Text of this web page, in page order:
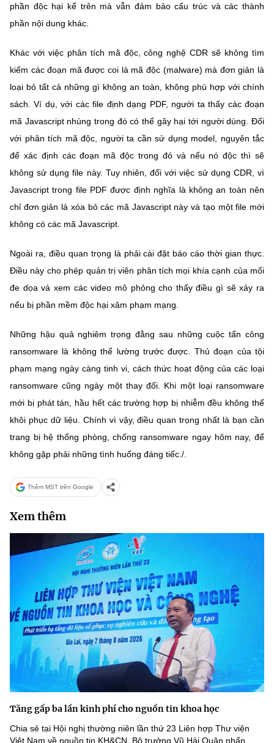
phần độc hại kể trên mà vẫn đảm bảo cấu trúc và các thành
phần nội dung khác.
Khác với việc phân tích mã độc, công nghệ CDR sẽ không tìm
kiếm các đoạn mã được coi là mã độc (malware) mà đơn giản là
loại bỏ tất cả những gì không an toàn, không phù hợp với chính
sách. Ví dụ, với các file định dạng PDF, người ta thấy các đoạn
mã Javascript nhúng trong đó có thể gây hại tới người dùng. Đối
với phân tích mã độc, người ta cần sử dụng model, nguyên tắc
để xác định các đoạn mã độc trong đó và nếu nó độc thì sẽ
không sử dụng file này. Tuy nhiên, đối với việc sử dụng CDR, vì
Javascript trong file PDF được định nghĩa là không an toàn nên
chỉ đơn giản là xóa bỏ các mã Javascript này và tạo một file mới
không có các mã Javascript.
Ngoài ra, điều quan trọng là phải cài đặt báo cáo thời gian thực.
Điều này cho phép quản trị viên phân tích mọi khía cạnh của mối
đe dọa và xem các video mô phỏng cho thấy điều gì sẽ xảy ra
nếu bị phần mềm độc hại xâm phạm mạng.
Những hậu quả nghiêm trọng đằng sau những cuộc tấn công
ransomware là không thể lường trước được. Thủ đoạn của tội
phạm mạng ngày càng tinh vi, cách thức hoạt động của các loại
ransomware cũng ngày một thay đổi. Khi một loại ransomware
mới bị phát tán, hầu hết các trường hợp bị nhiễm đều không thể
khôi phục dữ liệu. Chính vì vậy, điều quan trọng nhất là bạn cần
trang bị hệ thống phòng, chống ransomware ngay hôm nay, để
không gặp phải những tình huống đáng tiếc./.
Thêm MST trên Google
Xem thêm
Tăng gấp ba lần kinh phí cho nguồn tin khoa học
Chia sẻ tại Hội nghị thường niên lần thứ 23 Liên hợp Thư viện
Việt Nam về nguồn tin KH&CN, Bộ trưởng Vũ Hải Quân nhấn